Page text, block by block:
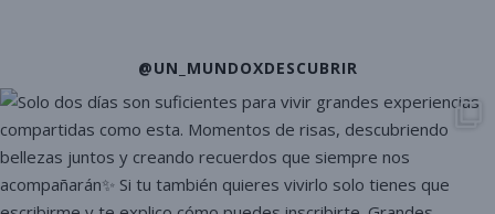
@UN_MUNDOXDESCUBRIR